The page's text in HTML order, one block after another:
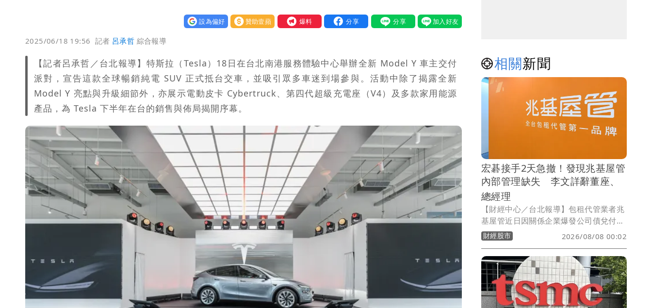
設為偏好 贊助壹蘋 我要爆料
2025/06/18 19:56 記者 呂承哲 綜合報導
【記者呂承哲／台北報導】特斯拉（Tesla）18日在台北南港服務體驗中心舉辦全新 Model Y 車主交付
派對，宣告這款全球暢銷純電 SUV 正式抵台交車，並吸引眾多車迷到場參與。活動中除了揭露全新
Model Y 亮點與升級細節外，亦展示電動皮卡 Cybertruck、第四代超級充電座（V4）及多款家用能源
產品，為 Tesla 下半年在台的銷售與佈局揭開序幕。
相關新聞
宏碁接手2天急撤！發現兆基屋管
內部管理缺失 李文詳辭董座、
總經理
【財經中心／台北報導】包租代管業者兆
基屋管近日因關係企業爆發公司債兌付爭
議，身為第二大股東的宏碁原本派任法人
代表李文詳接掌董事長，盼強化公司治
理，但接任僅2天，宏碁7日晚間發布重大
訊息指出，李文詳接手後發現兆基屋管存
在內部管理缺失，因此辭去董事長、法人
董事及總經理等職務，宏碁並同步退出經
營層。
財經股市 2026/08/08 00:02